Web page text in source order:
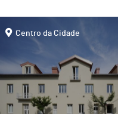
pageCentro da Cidade